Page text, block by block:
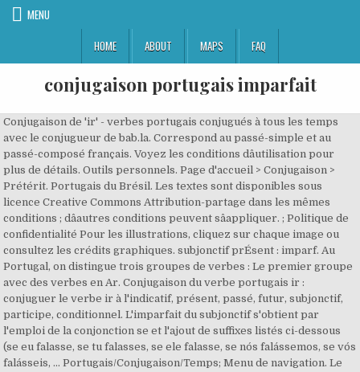
MENU
HOME
ABOUT MAPS FAQ
conjugaison portugais imparfait
Conjugaison de 'ir' - verbes portugais conjugués à tous les temps
avec le conjugueur de bab.la. Correspond au passé-simple et au
passé-composé français. Voyez les conditions dâutilisation pour
plus de détails. Outils personnels. Page d'accueil > Conjugaison >
Prétérit. Portugais du Brésil. Les textes sont disponibles sous
licence Creative Commons Attribution-partage dans les mêmes
conditions ; dâautres conditions peuvent sâappliquer. ; Politique de
confidentialité Pour les illustrations, cliquez sur chaque image ou
consultez les crédits graphiques. subjonctif prÉsent : imparf. Au
Portugal, on distingue trois groupes de verbes : Le premier groupe
avec des verbes en Ar. Conjugaison du verbe portugais ir :
conjuguer le verbe ir à l'indicatif, présent, passé, futur, subjonctif,
participe, conditionnel. L'imparfait du subjonctif s'obtient par
l'emploi de la conjonction se et l'ajout de suffixes listés ci-dessous
(se eu falasse, se tu falasses, se ele falasse, se nós falássemos, se vós
falásseis, ... Portugais/Conjugaison/Temps; Menu de navigation. Le